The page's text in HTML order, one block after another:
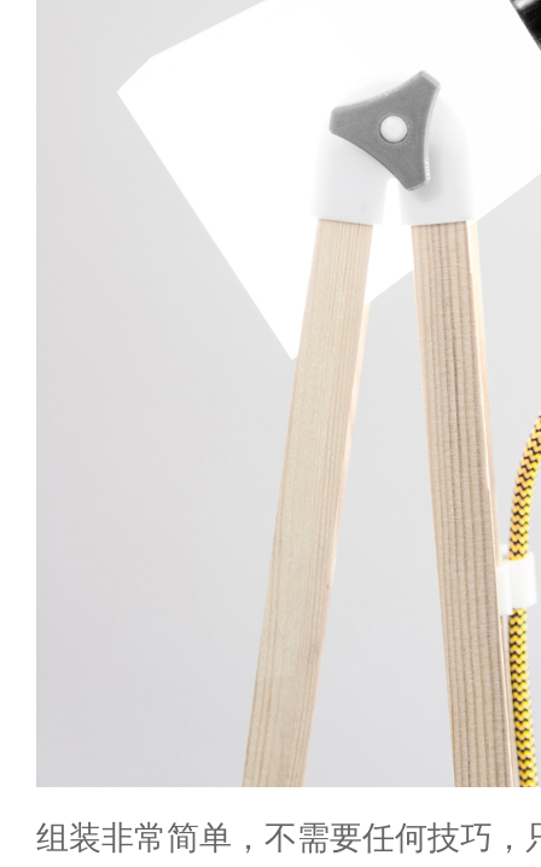
组装非常简单，不需要任何技巧，